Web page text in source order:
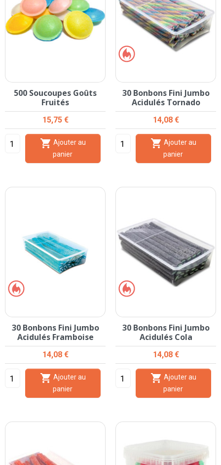
500 Soucoupes Goûts
Fruités
Prix
15,75 €

panier
30 Bonbons Fini Jumbo
Acidulés Tornado
Prix
14,08 €

panier
30 Bonbons Fini Jumbo
Acidulés Framboise
Prix
14,08 €

panier
30 Bonbons Fini Jumbo
Acidulés Cola
Prix
14,08 €

panier